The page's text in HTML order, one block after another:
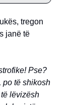
tregon
janë të
Pse?
po të shikosh
lëvizësh